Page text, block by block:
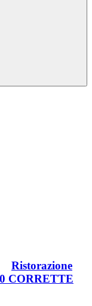
Ristorazione
CORRETTE